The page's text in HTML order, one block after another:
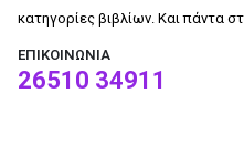
κατηγορίες βιβλίων. Και πάντα
ΕΠΙΚΟΙΝΩΝΊΑ
26510 34911